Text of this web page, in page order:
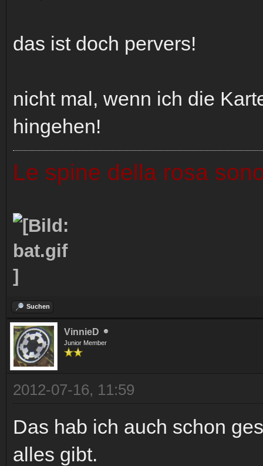
das ist doch pervers!
nicht mal, wenn ich die
hingehen!
Le spine della rosa
Suchen
VinnieD
Junior Member
2012-07-16, 11:59
Das hab ich auch schon
alles gibt.